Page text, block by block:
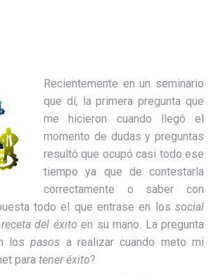
Recientemente en un seminario
que dí, la primera pregunta que
me hicieron cuando llegó el
momento de dudas y preguntas
resultó que ocupó casi todo ese
tiempo ya que de contestarla
correctamente o saber con
todo el que entrase en los social
receta del éxito en su mano. La pregunta
lospasos a realizar cuando meto mi
para tener éxito?